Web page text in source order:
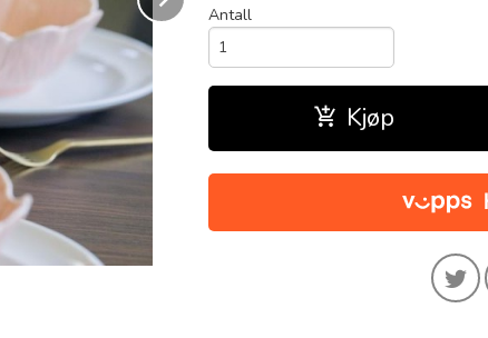
Antall
Kjøp